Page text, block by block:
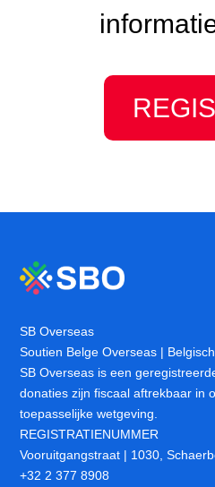
SB Overseas
Soutien Belge Overseas |
SB Overseas is een
donaties zijn fiscaal aftrekbaar in
toepasselijke wetgeving.
REGISTRATIENUMMER
Vooruitgangstraat | 1030,
+32 2 377 8908